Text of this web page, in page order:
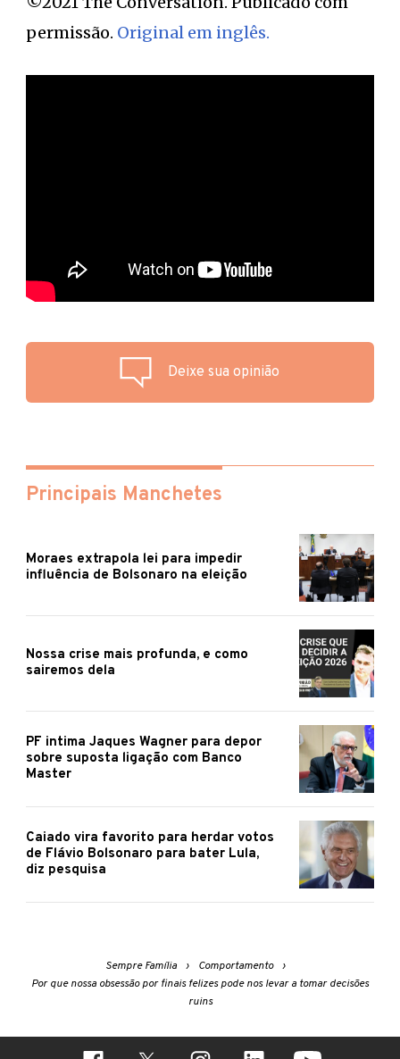
permissão. Original em inglês.
Deixe sua opinião
Principais Manchetes
Moraes extrapola lei para impedir
influência de Bolsonaro na eleição
Nossa crise mais profunda, e como
sairemos dela
PF intima Jaques Wagner para depor
sobre suposta ligação com Banco
Master
Caiado vira favorito para herdar votos
de Flávio Bolsonaro para bater Lula,
diz pesquisa
Sempre Família
Comportamento
Por que nossa obsessão por finais felizes pode nos levar a tomar decisões
ruins